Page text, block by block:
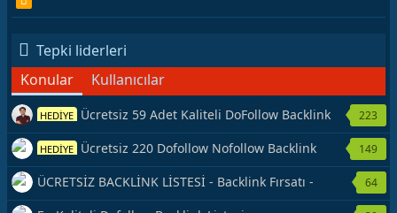
S
Tepki liderleri
Konular
Kullanıcılar
HEDİYE Ücretsiz 59 Adet Kaliteli DoFollow Backlink
Kaynağı Veriyorum.
223
HEDİYE Ücretsiz 220 Dofollow Nofollow Backlink
Veriyorum
149
ÜCRETSİZ BACKLİNK LİSTESİ - Backlink Fırsatı -
Hemen Yetiş!
64